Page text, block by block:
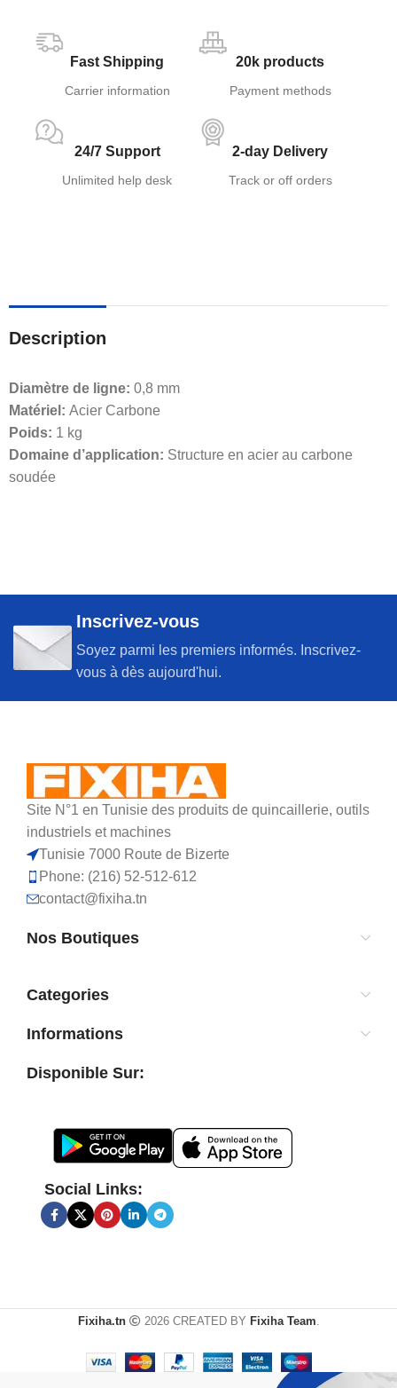
Fast Shipping
Carrier information
20k products
Payment methods
24/7 Support
Unlimited help desk
2-day Delivery
Track or off orders
Description
Diamètre de ligne: 0,8 mm
Matériel: Acier Carbone
Poids: 1 kg
Domaine d’application: Structure en acier au carbone
soudée
Inscrivez-vous
Soyez parmi les premiers informés. Inscrivez-
vous à dès aujourd'hui.
Site N°1 en Tunisie des produits de quincaillerie, outils
industriels et machines
Tunisie 7000 Route de Bizerte
Phone: (216) 52-512-612
contact@fixiha.tn
Nos Boutiques
Categories
Informations
Disponible Sur:
Social Links:
Fixiha.tn 2026 CREATED BY Fixiha Team.